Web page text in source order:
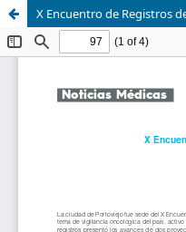
X Encuentro de Registros